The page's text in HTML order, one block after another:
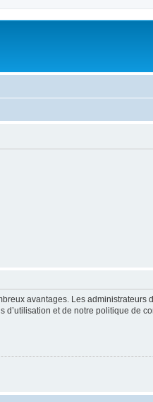
avantages. Les
et de notre politique de